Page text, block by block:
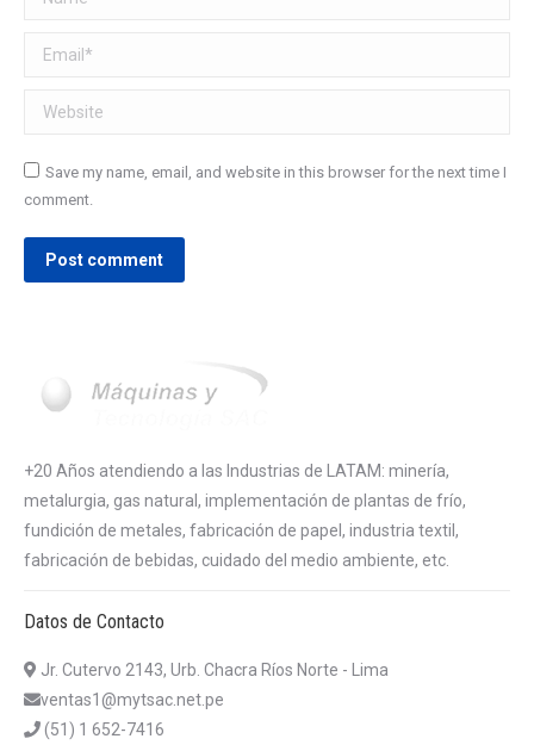
Email *
Website
Save my name, email, and website in this browser for the next time I
comment.
Post comment
+20 Años atendiendo a las Industrias de LATAM: minería,
metalurgia, gas natural, implementación de plantas de frío,
fundición de metales, fabricación de papel, industria textil,
fabricación de bebidas, cuidado del medio ambiente, etc.
Datos de Contacto
Jr. Cutervo 2143, Urb. Chacra Ríos Norte - Lima
ventas1@mytsac.net.pe
(51) 1 652-7416